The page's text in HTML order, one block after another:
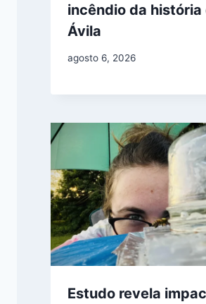
incêndio da história
Ávila
agosto 6, 2026
Estudo revela